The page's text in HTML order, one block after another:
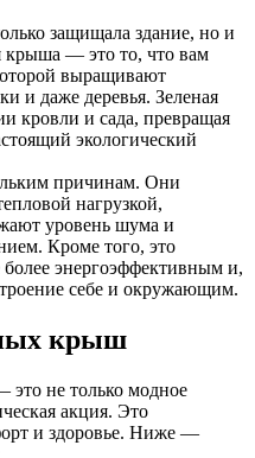
защищала здание, но и
крыша — это то, что вам
выращивают
и даже деревья. Зеленая
кровли и сада, превращая
экологический
причинам. Они
нагрузкой,
уровень шума и
Кроме того, это
более энергоэффективным и,
себе и окружающим.
крыш
не только модное
акция. Это
и здоровье. Ниже —